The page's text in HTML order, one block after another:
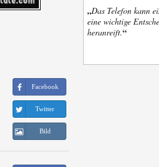
Facebook
Twitter
Bild
„Das Telefon kann
eine wichtige
heranreift.“